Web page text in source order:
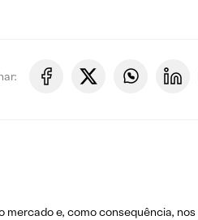
e, como consequência,